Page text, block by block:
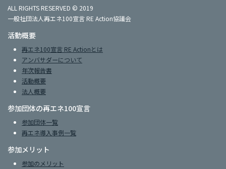
ALL RIGHTS RESERVED © 2019
一般社団法人再エネ100宣言 RE Action協議会
活動概要
再エネ100宣言 RE Actionとは
アンバサダーについて
年次報告書
活動概要
法人概要
参加団体の再エネ100宣言
参加団体一覧
再エネ導入事例一覧
参加メリット
参加のメリット